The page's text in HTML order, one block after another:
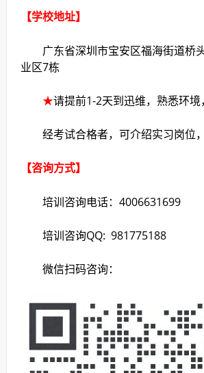
【学校地址】
广东省深圳市宝安区福海街道桥
业区7栋
★请提前1-2天到迅维，熟悉环境
经考试合格者，可介绍实习岗位
【咨询方式】
培训咨询电话：4006631699
培训咨询QQ: 981775188
微信扫码咨询：